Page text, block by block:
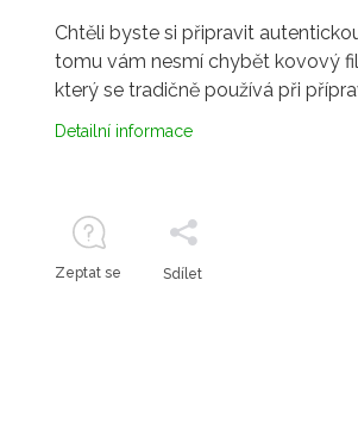
Chtěli byste si připravit
tomu vám nesmí chybět kovový
který se tradičně používá při
Detailní informace
Zeptat se Sdílet